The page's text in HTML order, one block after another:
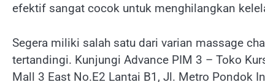
efektif sangat cocok untuk menghilangkan
Segera miliki salah satu dari varian massage
tertandingi. Kunjungi Advance PIM 3 – Toko
Mall 3 East No.E2 Lantai B1, Jl. Metro Pondok